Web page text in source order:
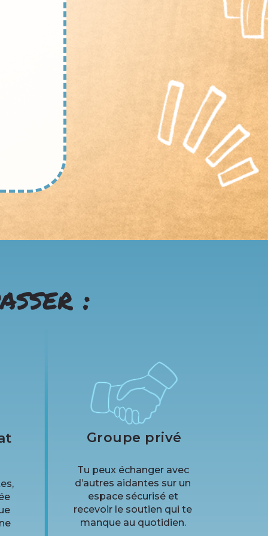
Groupe privé
Tu peux échanger avec
d’autres aidantes sur un
espace sécurisé et
recevoir le soutien qui te
manque au quotidien.
: